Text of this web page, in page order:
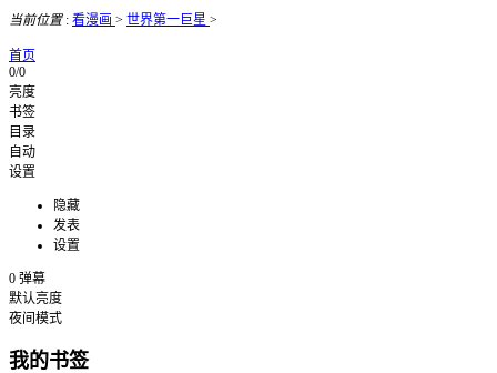
当前位置: 看漫画 > 世界第一巨星 >
首页
0/0
亮度
书签
目录
自动
设置
隐藏
发表
设置
0 弹幕
默认亮度
夜间模式
我的书签